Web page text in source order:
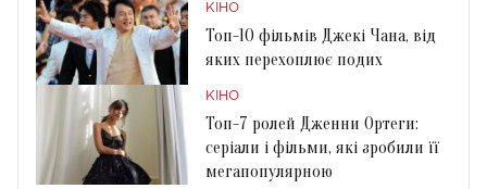
КІНО
Топ-10 фільмів Джекі Чана, від
яких перехоплює подих
КІНО
Топ-7 ролей Дженни Ортеги:
серіали і фільми, які зробили її
мегапопулярною